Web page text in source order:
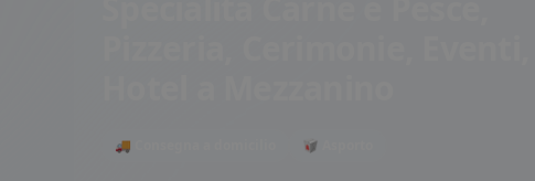
🚚 Consegna a domicilio 🥡 Asporto